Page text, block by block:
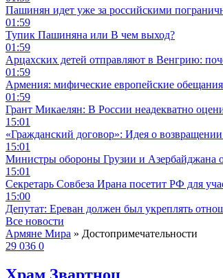
Пашинян идет уже за российскими
01:59
Тупик Пашиняна или В чем выход?
01:59
Арцахских детей отправляют в Венгрию:
01:59
Армения: мифические европейские
01:59
Грант Микаелян: В России неадекватно
15:01
«Гражданский договор»: Идея о
15:01
Министры обороны Грузии и Азербайджана
15:01
Секретарь Совбеза Ирана посетит РФ для
15:00
Депутат: Ереван должен был укреплять
Все новости
Армяне Мира » Достопримечательности
29 036 0